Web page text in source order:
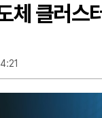
룹, 밸리 일렉트릭·코멧
시온 테라퓨틱스, 나스닥
체 클러스